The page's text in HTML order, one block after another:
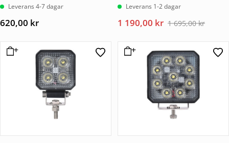
Leverans 4-7 dagar
620,00 kr
Leverans 1-2 dagar
1 695,00kr
Det
priset
var:
695,00 kr.
1 190,00 kr
Det
priset
är:
190,00 kr.